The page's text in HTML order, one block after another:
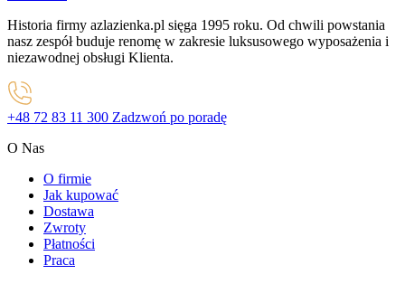
Historia firmy azlazienka.pl sięga 1995 roku. Od chwili powstania
nasz zespół buduje renomę w zakresie luksusowego wyposażenia i
niezawodnej obsługi Klienta.
+48 72 83 11 300 Zadzwoń po poradę
O Nas
O firmie
Jak kupować
Dostawa
Zwroty
Płatności
Praca